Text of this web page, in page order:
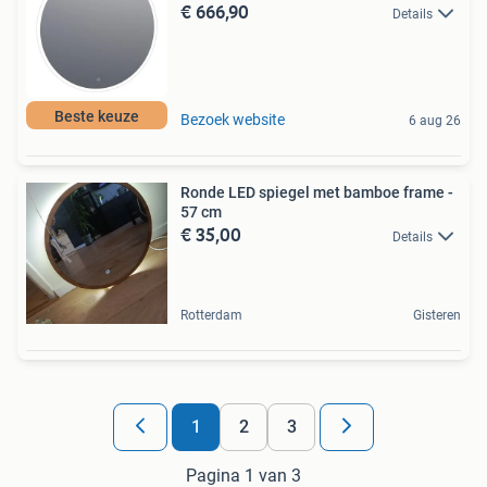
Beste keuze
€ 666,90 Details
Bezoek website 6 aug 26
Ronde LED spiegel met bamboe frame -
57 cm
€ 35,00 Details
Rotterdam Gisteren
1 2 3
Pagina 1 van 3